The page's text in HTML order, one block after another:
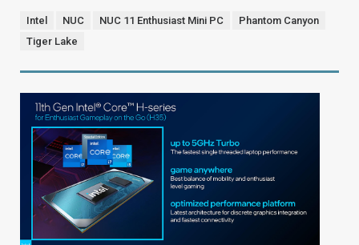
Intel NUC NUC 11 Enthusiast Mini PC
Phantom Canyon
Tiger Lake